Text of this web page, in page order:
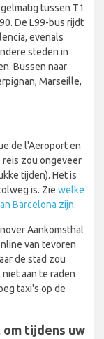
tussen T1
De L99-bus rijdt
evenals
steden in
Bussen naar
Marseille,
de l'Aeroport en
reis zou ongeveer
tijden). Het is
is. Zie welke
Barcelona zijn.
Aankomsthal
van tevoren
de stad zou
aan te raden
taxi's op de
tijdens uw